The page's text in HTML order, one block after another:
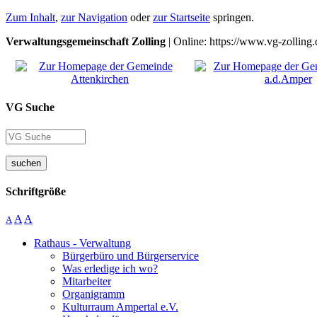
Zum Inhalt, zur Navigation oderzur Startseite springen.
Verwaltungsgemeinschaft Zolling | Online: https://www.vg-
VG Suche
suchen
Schriftgröße
A A A
Rathaus - Verwaltung
Bürgerbüro und Bürgerservice
Was erledige ich wo?
Mitarbeiter
Organigramm
Kulturraum Ampertal e.V.